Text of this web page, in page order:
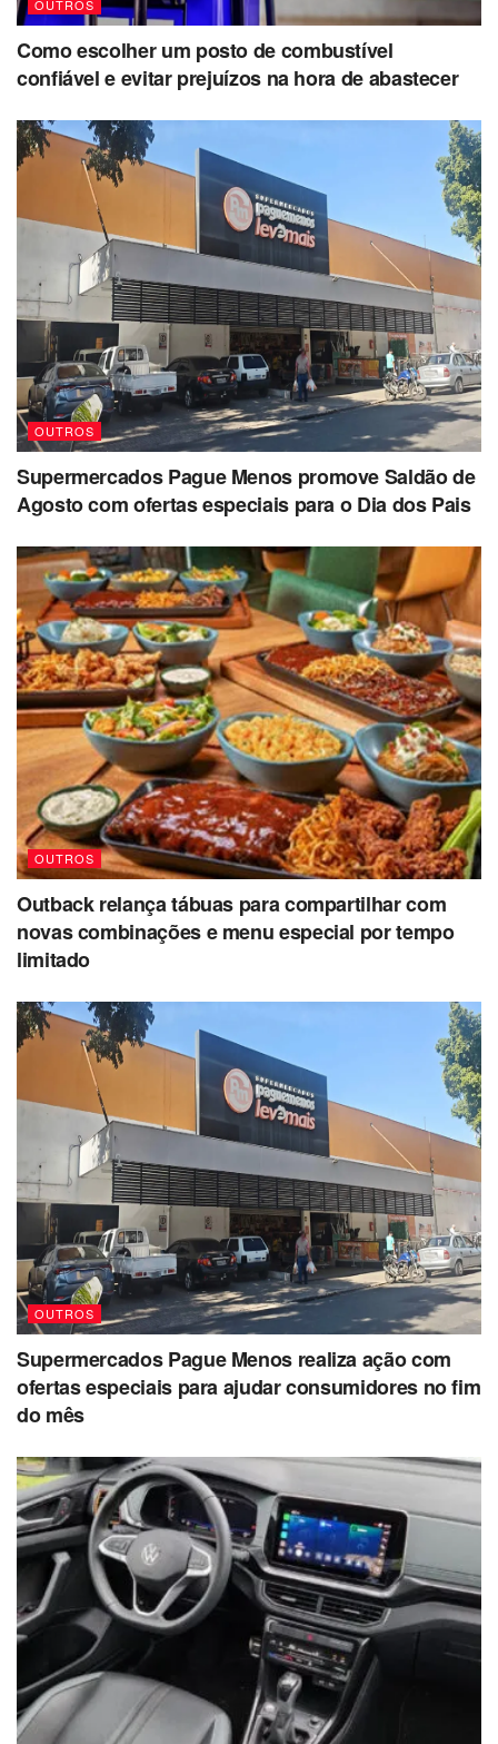
OUTROS
Como escolher um posto de combustível
confiável e evitar prejuízos na hora de abastecer
OUTROS
Supermercados Pague Menos promove Saldão de
Agosto com ofertas especiais para o Dia dos Pais
OUTROS
Outback relança tábuas para compartilhar com
novas combinações e menu especial por tempo
limitado
OUTROS
Supermercados Pague Menos realiza ação com
ofertas especiais para ajudar consumidores no fim
do mês